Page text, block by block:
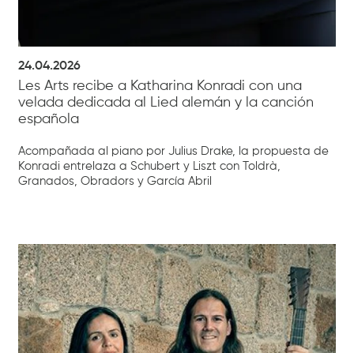
24.04.2026
Les Arts recibe a Katharina Konradi con una
velada dedicada al Lied alemán y la canción
española
Acompañada al piano por Julius Drake, la propuesta de
Konradi entrelaza a Schubert y Liszt con Toldrà,
Granados, Obradors y García Abril